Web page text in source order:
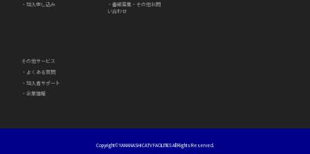
・加入申し込み
・番組募集・その他お問
い合わせ
その他サービス
・よくある質問
・加入者サポート
・企業情報
Copyright©YAMANASHI CATV FACILITIESAll Rights Reserved.